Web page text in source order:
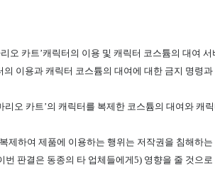
오 카트’캐릭터의 이용 및 캐릭터 코스튬의 대여
이용과 캐릭터 코스튬의 대여에 대한 금지 명령
오 카트’의 캐릭터를 복제한 코스튬의 대여와 캐
하여 제품에 이용하는 행위는 저작권을 침해하
번 판결은 동종의 타 업체들에게5) 영향을 줄 것으